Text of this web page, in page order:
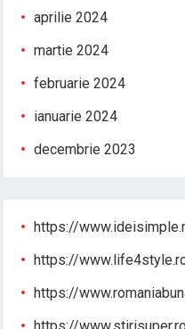
aprilie 2024
martie 2024
februarie 2024
ianuarie 2024
decembrie 2023
https://
https://
https://